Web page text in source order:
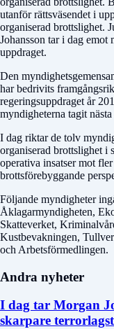
utanför rättsväsendet i
organiserad brottslighet.
Johansson tar i dag
uppdraget.
Den
har bedrivits
regeringsuppdraget år
myndigheterna tagit
I dag riktar de tolv
organiserad brottslighet i
operativa insatser mot
brottsförebyggande
Följande myndigheter
Åklagarmyndigheten,
Skatteverket,
Kustbevakningen,
och Arbetsförmedlingen.
Andra nyheter
I dag tar Morgan
skarpare